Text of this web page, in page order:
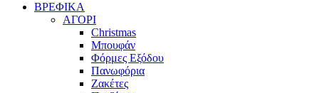
ΒΡΕΦΙΚΑ
ΑΓΟΡΙ
Christmas
Μπουφάν
Φόρμες Εξόδου
Πανωφόρια
Ζακέτες